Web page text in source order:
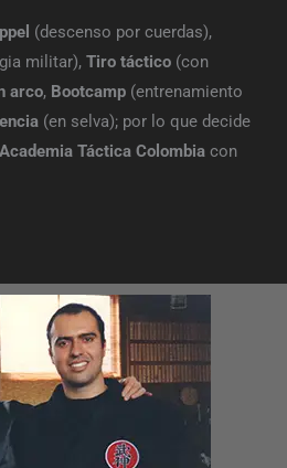
(descenso por cuerdas),
militar), Tiro táctico (con
arco, Bootcamp (entrenamiento
(en selva); por lo que decide
Academia Táctica Colombia con